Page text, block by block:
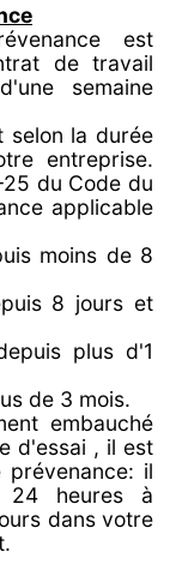
est
de travail
semaine
selon la durée
entreprise.
du Code du
applicable
moins de 8
8 jours et
plus d'1
de 3 mois.
embauché
d'essai , il est
prévenance: il
24 heures à
dans votre